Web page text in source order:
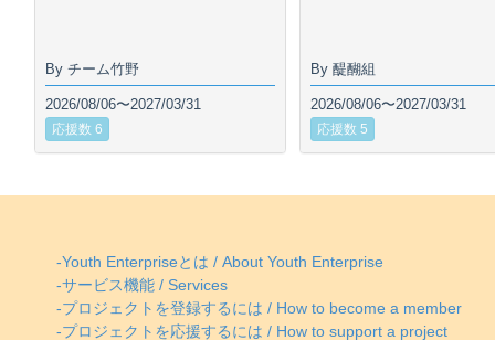
By チーム竹野
2026/08/06〜2027/03/31
応援数 6
By 醍醐組
2026/08/06〜2027/03/31
応援数 5
-Youth Enterpriseとは / About Youth Enterprise
-サービス機能 / Services
-プロジェクトを登録するには / How to become a member
-プロジェクトを応援するには / How to support a project